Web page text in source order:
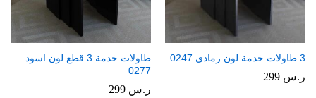
3 طاولات خدمة لون رمادي 0247
ر.س
طاولات خدمة 3 قطع لون اسود
0277
ر.س